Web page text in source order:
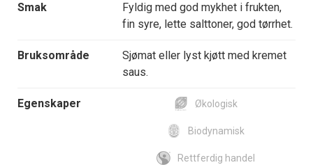
Smak
Fyldig med god mykhet i frukten,
fin syre, lette salttoner, god tørrhet.
Bruksområde
Sjømat eller lyst kjøtt med kremet
saus.
Egenskaper Økologisk
Biodynamisk
Rettferdig handel